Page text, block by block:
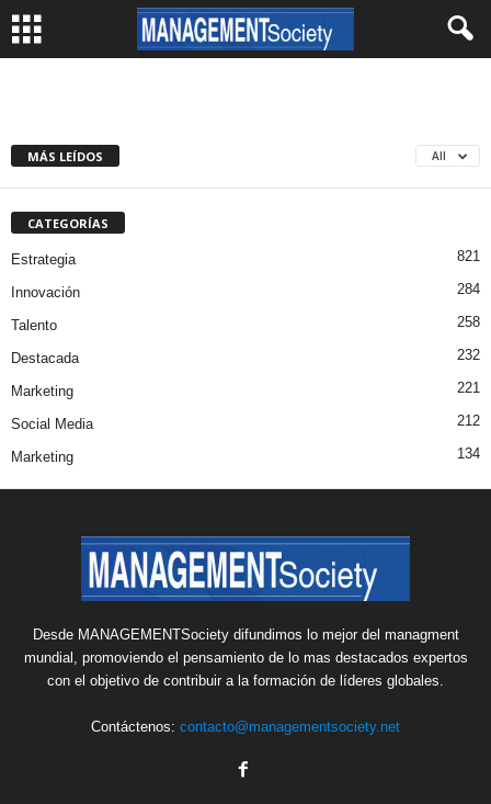
MÁS LEÍDOS All
CATEGORÍAS
Estrategia 821
Innovación 284
Talento 258
Destacada 232
Marketing 221
Social Media 212
Marketing 134
Desde MANAGEMENTSociety difundimos lo mejor del managment
mundial, promoviendo el pensamiento de lo mas destacados expertos
con el objetivo de contribuir a la formación de líderes globales.
Contáctenos: contacto@managementsociety.net